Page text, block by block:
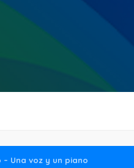
– Una voz y un piano